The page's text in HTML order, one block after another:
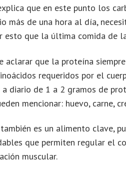
que en este punto los
más de una hora al día,
esto que la última comida de
aclarar que la proteína
requeridos por el
a diario de 1 a 2 gramos de
mencionar: huevo, carne,
es un alimento clave,
que permiten regular el
muscular.